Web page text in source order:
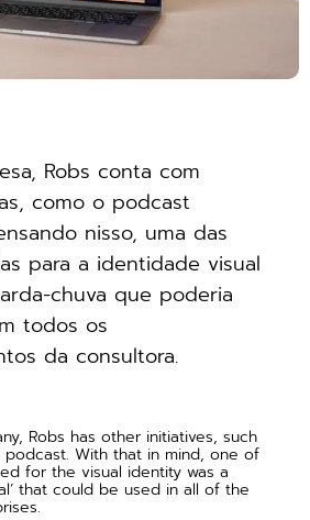
Robs conta com
como o podcast
nisso, uma das
para a identidade visual
chuva que poderia
todos os
da consultora.
Robs has other initiatives, such
With that in mind, one of
for the visual identity was a
that could be used in all of the